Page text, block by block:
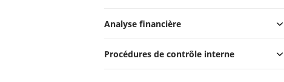
Analyse financière
Procédures de contrôle interne